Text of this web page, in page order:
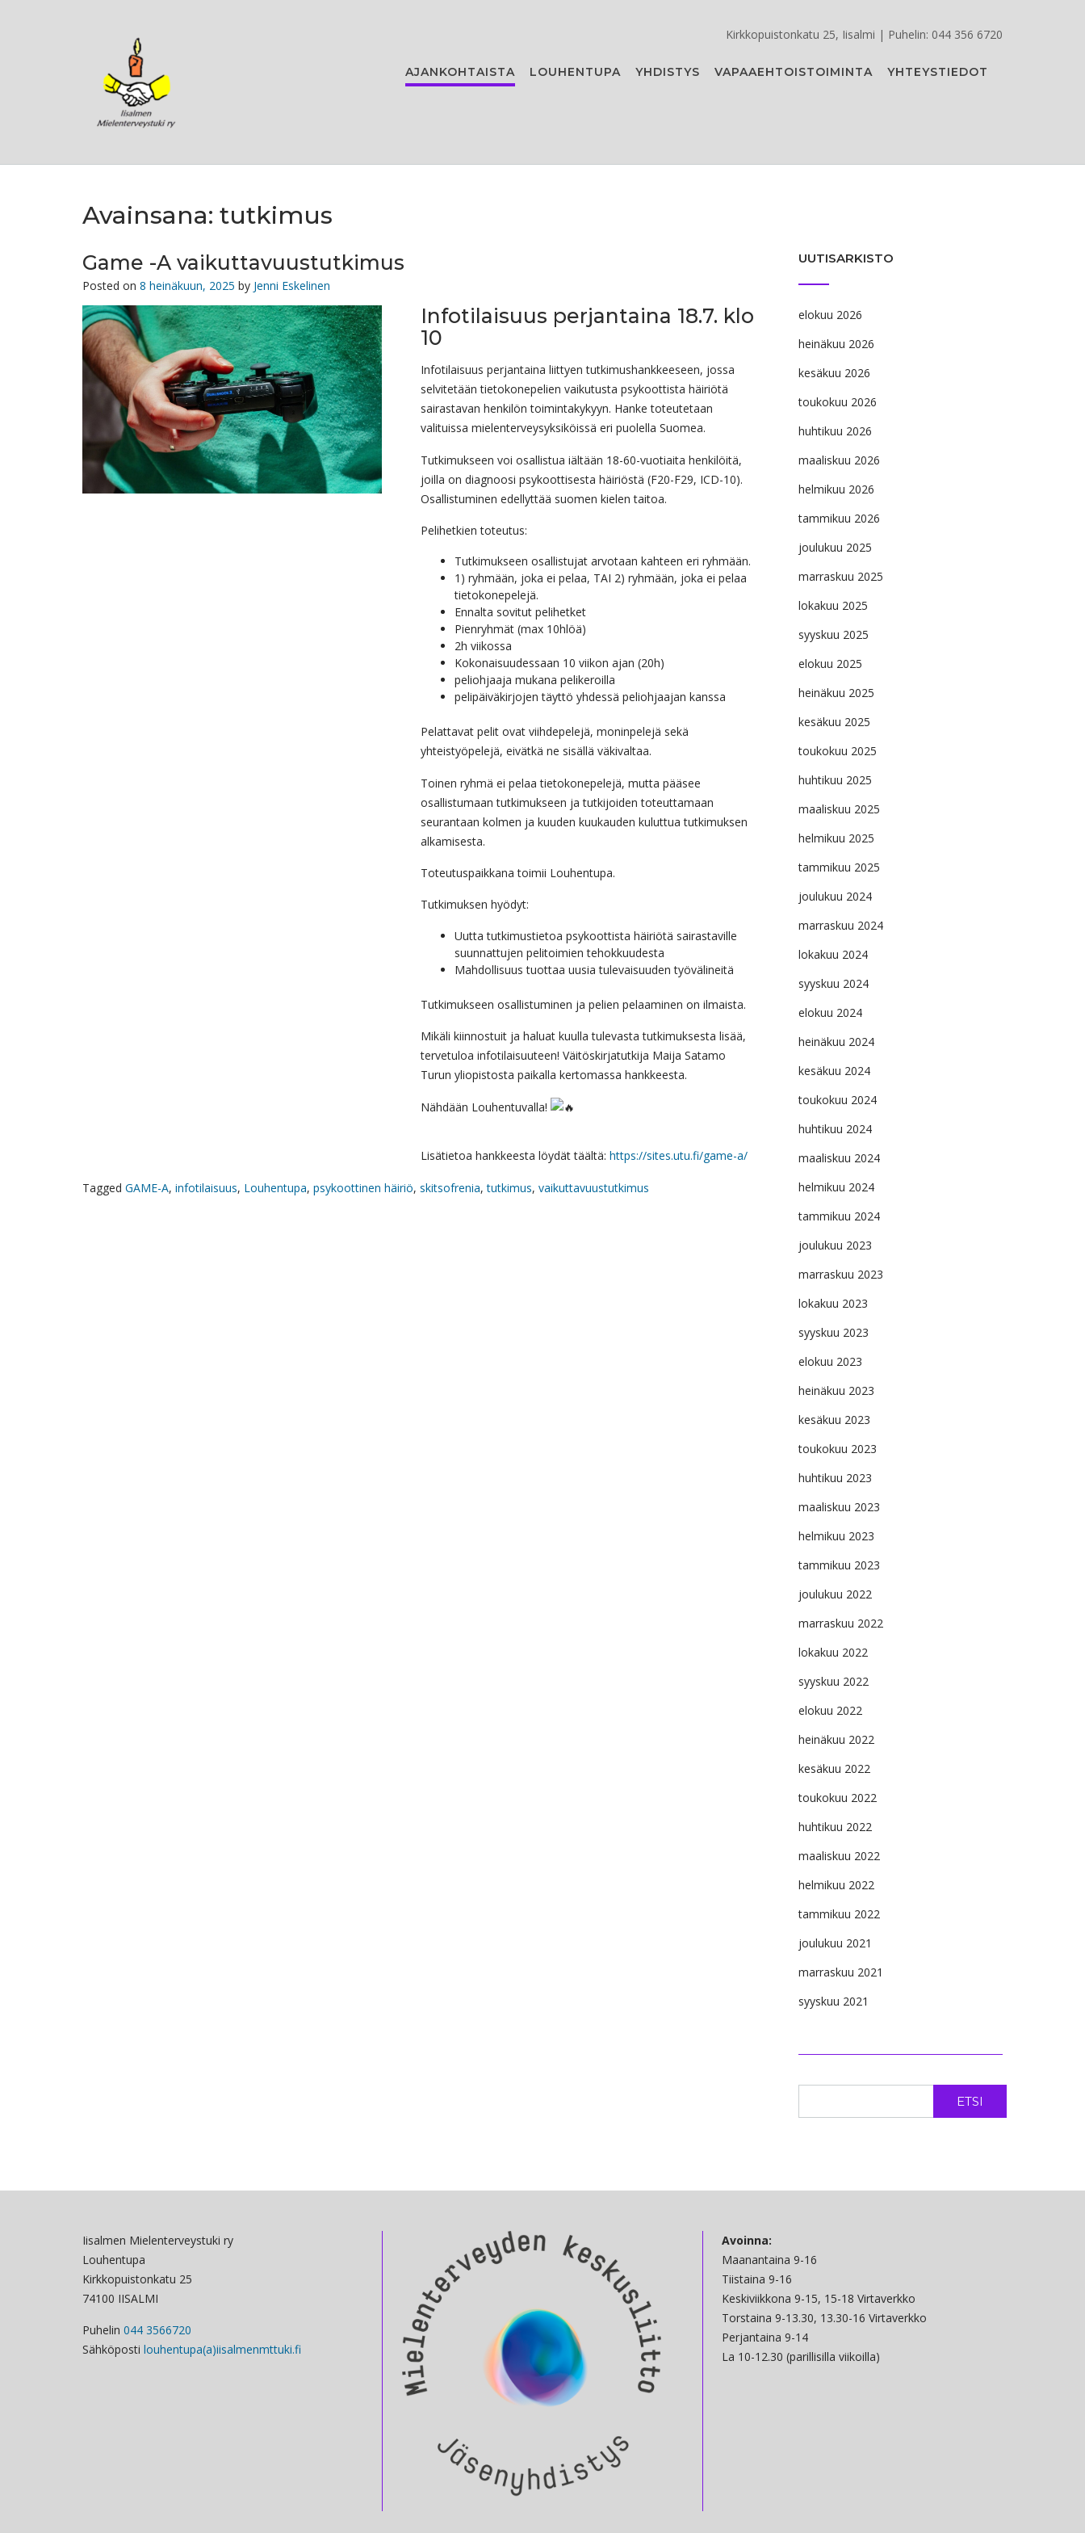
Kirkkopuistonkatu 25, Iisalmi | Puhelin: 044 356 6720
AJANKOHTAISTA LOUHENTUPA YHDISTYS VAPAAEHTOISTOIMINTA YHTEYSTIEDOT
Avainsana: tutkimus
Game -A vaikuttavuustutkimus
Posted on 8 heinäkuun, 2025 by Jenni Eskelinen
Infotilaisuus perjantaina 18.7. klo
10
Infotilaisuus perjantaina liittyen tutkimushankkeeseen, jossa
selvitetään tietokonepelien vaikutusta psykoottista häiriötä
sairastavan henkilön toimintakykyyn. Hanke toteutetaan
valituissa mielenterveysyksiköissä eri puolella Suomea.
Tutkimukseen voi osallistua iältään 18-60-vuotiaita henkilöitä,
joilla on diagnoosi psykoottisesta häiriöstä (F20-F29, ICD-10).
Osallistuminen edellyttää suomen kielen taitoa.
Pelihetkien toteutus:
Tutkimukseen osallistujat arvotaan kahteen eri ryhmään.
1) ryhmään, joka ei pelaa, TAI 2) ryhmään, joka ei pelaa
tietokonepelejä.
Ennalta sovitut pelihetket
Pienryhmät (max 10hlöä)
2h viikossa
Kokonaisuudessaan 10 viikon ajan (20h)
peliohjaaja mukana pelikeroilla
pelipäiväkirjojen täyttö yhdessä peliohjaajan kanssa
Pelattavat pelit ovat viihdepelejä, moninpelejä sekä
yhteistyöpelejä, eivätkä ne sisällä väkivaltaa.
Toinen ryhmä ei pelaa tietokonepelejä, mutta pääsee
osallistumaan tutkimukseen ja tutkijoiden toteuttamaan
seurantaan kolmen ja kuuden kuukauden kuluttua tutkimuksen
alkamisesta.
Toteutuspaikkana toimii Louhentupa.
Tutkimuksen hyödyt:
Uutta tutkimustietoa psykoottista häiriötä sairastaville
suunnattujen pelitoimien tehokkuudesta
Mahdollisuus tuottaa uusia tulevaisuuden työvälineitä
Tutkimukseen osallistuminen ja pelien pelaaminen on ilmaista.
Mikäli kiinnostuit ja haluat kuulla tulevasta tutkimuksesta lisää,
tervetuloa infotilaisuuteen! Väitöskirjatutkija Maija Satamo
Turun yliopistosta paikalla kertomassa hankkeesta.
Nähdään Louhentuvalla!
Lisätietoa hankkeesta löydät täältä: https://sites.utu.fi/game-a/
Tagged GAME-A, infotilaisuus, Louhentupa, psykoottinen häiriö, skitsofrenia,tutkimus, vaikuttavuustutkimus
UUTISARKISTO
elokuu 2026
heinäkuu 2026
kesäkuu 2026
toukokuu 2026
huhtikuu 2026
maaliskuu 2026
helmikuu 2026
tammikuu 2026
joulukuu 2025
marraskuu 2025
lokakuu 2025
syyskuu 2025
elokuu 2025
heinäkuu 2025
kesäkuu 2025
toukokuu 2025
huhtikuu 2025
maaliskuu 2025
helmikuu 2025
tammikuu 2025
joulukuu 2024
marraskuu 2024
lokakuu 2024
syyskuu 2024
elokuu 2024
heinäkuu 2024
kesäkuu 2024
toukokuu 2024
huhtikuu 2024
maaliskuu 2024
helmikuu 2024
tammikuu 2024
joulukuu 2023
marraskuu 2023
lokakuu 2023
syyskuu 2023
elokuu 2023
heinäkuu 2023
kesäkuu 2023
toukokuu 2023
huhtikuu 2023
maaliskuu 2023
helmikuu 2023
tammikuu 2023
joulukuu 2022
marraskuu 2022
lokakuu 2022
syyskuu 2022
elokuu 2022
heinäkuu 2022
kesäkuu 2022
toukokuu 2022
huhtikuu 2022
maaliskuu 2022
helmikuu 2022
tammikuu 2022
joulukuu 2021
marraskuu 2021
syyskuu 2021
ETSI
Iisalmen Mielenterveystuki ry
Louhentupa
Kirkkopuistonkatu 25
74100 IISALMI
Puhelin 044 3566720
Sähköposti louhentupa(a)iisalmenmttuki.fi
Avoinna:
Maanantaina 9-16
Tiistaina 9-16
Keskiviikkona 9-15, 15-18 Virtaverkko
Torstaina 9-13.30, 13.30-16 Virtaverkko
Perjantaina 9-14
La 10-12.30 (parillisilla viikoilla)